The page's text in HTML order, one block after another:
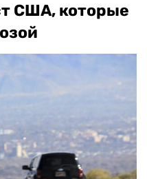
США, которые